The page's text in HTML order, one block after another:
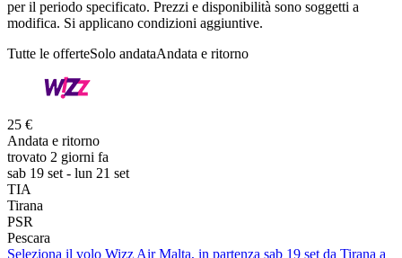
per il periodo specificato. Prezzi e disponibilità sono soggetti a
modifica. Si applicano condizioni aggiuntive.
Tutte le offerteSolo andataAndata e ritorno
25 €
Andata e ritorno
trovato 2 giorni fa
sab 19 set - lun 21 set
TIA
Tirana
PSR
Pescara
Seleziona il volo Wizz Air Malta, in partenza sab 19 set da Tirana a